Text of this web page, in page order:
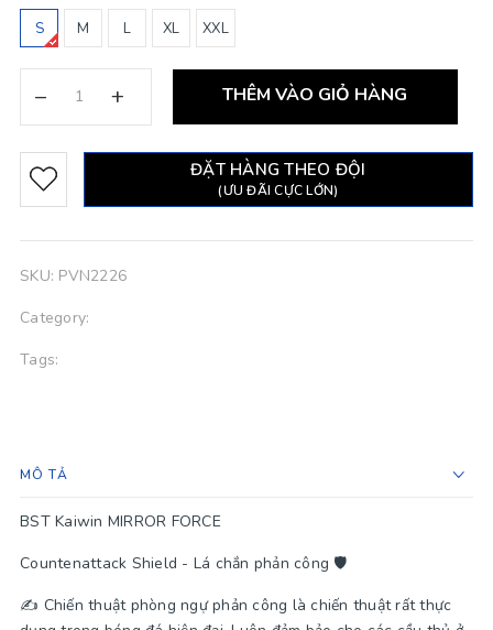
S M L XL XXL
– + THÊM VÀO GIỎ HÀNG
ĐẶT HÀNG THEO ĐỘI
(ƯU ĐÃI CỰC LỚN)
SKU: PVN2226
Category:
Tags:
MÔ TẢ
BST Kaiwin MIRROR FORCE
Countenattack Shield - Lá chắn phản công 🛡
✍️ Chiến thuật phòng ngự phản công là chiến thuật rất thực